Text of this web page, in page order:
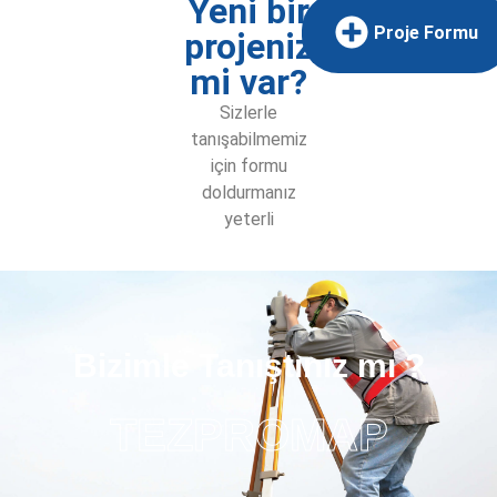
Yeni bir
projeniz
mi var?
Sizlerle
tanışabilmemiz
için formu
doldurmanız
yeterli
Proje Formu
Bizimle Tanıştınız mı ?
TEZPROMAP